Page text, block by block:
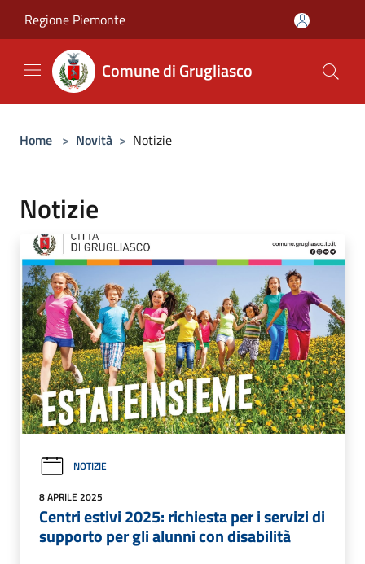
Regione Piemonte
Comune di Grugliasco
Home > Novità > Notizie
Notizie
NOTIZIE
8 APRILE 2025
Centri estivi 2025: richiesta per i servizi di
supporto per gli alunni con disabilità